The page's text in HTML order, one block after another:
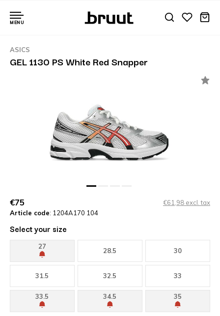
MENU
ASICS
GEL 1130 PS White Red Snapper
€75
€61,98 excl. tax
Article code: 1204A170 104
Select your size
27
28.5 30
31.5 32.5 33
33.5 34.5 35